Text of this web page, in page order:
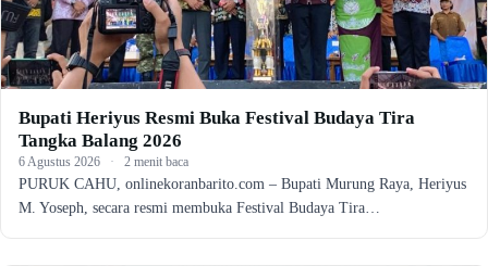
Bupati Heriyus Resmi Buka Festival Budaya Tira
Tangka Balang 2026
6 Agustus 2026 · 2 menit baca
PURUK CAHU, onlinekoranbarito.com – Bupati Murung Raya, Heriyus
M. Yoseph, secara resmi membuka Festival Budaya Tira…